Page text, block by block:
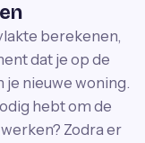
berekenen,
dat je op de
je nieuwe woning.
hebt om de
Zodra er